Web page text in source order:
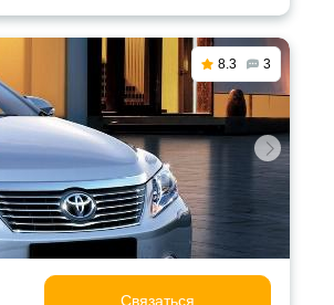
8.3 3
Связаться